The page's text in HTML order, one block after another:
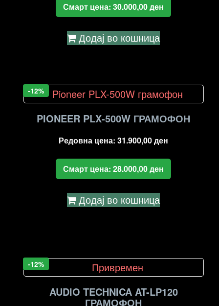
Смарт цена:30.000,00ден
Додај во кошница
-12%
PIONEER PLX-500W ГРАМОФОН
Редовна цена:31.900,00ден
Смарт цена:28.000,00ден
Додај во кошница
-12%
AUDIO TECHNICA AT-LP120
ГРАМОФОН